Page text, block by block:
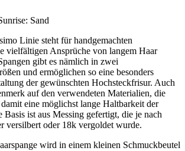
Sand
Linie steht für handgemachten
vielfältigen Ansprüche von langem Haar
gibt es nämlich in zwei
und ermöglichen so eine besonders
der gewünschten Hochsteckfrisur. Auch
auf den verwendeten Materialien, die
eine möglichst lange Haltbarkeit der
Basis ist aus Messing gefertigt, die je nach
versilbert oder 18k vergoldet wurde.
wird in einem kleinen Schmuckbeutel